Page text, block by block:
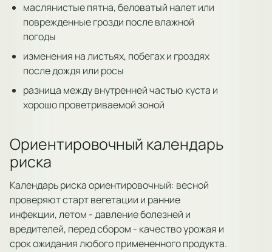
маслянистые пятна, беловатый налет или
поврежденные грозди после влажной
погоды
изменения на листьях, побегах и гроздях
после дождя или росы
разница между внутренней частью куста и
хорошо проветриваемой зоной
Ориентировочный календарь
риска
Календарь риска ориентировочный: весной
проверяют старт вегетации и ранние
инфекции, летом - давление болезней и
вредителей, перед сбором - качество урожая и
срок ожидания любого примененного продукта.